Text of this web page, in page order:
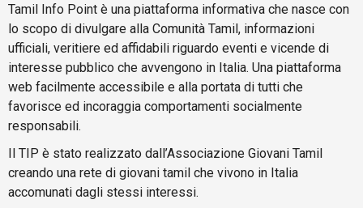
Tamil Info Point è una piattaforma informativa che nasce con
lo scopo di divulgare alla Comunità Tamil, informazioni
ufficiali, veritiere ed affidabili riguardo eventi e vicende di
interesse pubblico che avvengono in Italia. Una piattaforma
web facilmente accessibile e alla portata di tutti che
favorisce ed incoraggia comportamenti socialmente
responsabili.
Il TIP è stato realizzato dall’Associazione Giovani Tamil
creando una rete di giovani tamil che vivono in Italia
accomunati dagli stessi interessi.